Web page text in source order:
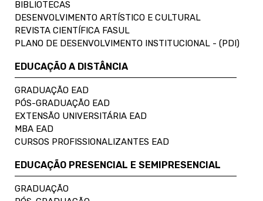
BIBLIOTECAS
DESENVOLVIMENTO ARTÍSTICO E CULTURAL
REVISTA CIENTÍFICA FASUL
PLANO DE DESENVOLVIMENTO INSTITUCIONAL - (PDI)
EDUCAÇÃO A DISTÂNCIA
GRADUAÇÃO EAD
PÓS-GRADUAÇÃO EAD
EXTENSÃO UNIVERSITÁRIA EAD
MBA EAD
CURSOS PROFISSIONALIZANTES EAD
EDUCAÇÃO PRESENCIAL E SEMIPRESENCIAL
GRADUAÇÃO